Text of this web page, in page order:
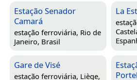
Estação Senador
Camará
estação ferroviária, Rio de
Janeiro, Brasil
La
Gare de Visé
estação ferroviária, Liège,